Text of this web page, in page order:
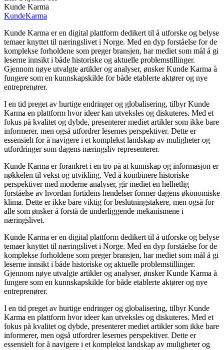
Kunde Karma
KundeKarma
Kunde Karma er en digital plattform dedikert til å utforske og belyse
temaer knyttet til næringslivet i Norge. Med en dyp forståelse for de
komplekse forholdene som preger bransjen, har mediet som mål å gi
leserne innsikt i både historiske og aktuelle problemstillinger.
Gjennom nøye utvalgte artikler og analyser, ønsker Kunde Karma å
fungere som en kunnskapskilde for både etablerte aktører og nye
entreprenører.
I en tid preget av hurtige endringer og globalisering, tilbyr Kunde
Karma en plattform hvor ideer kan utveksles og diskuteres. Med et
fokus på kvalitet og dybde, presenterer mediet artikler som ikke bare
informerer, men også utfordrer lesernes perspektiver. Dette er
essensielt for å navigere i et komplekst landskap av muligheter og
utfordringer som dagens næringsliv representerer.
Kunde Karma er forankret i en tro på at kunnskap og informasjon er
nøkkelen til vekst og utvikling. Ved å kombinere historiske
perspektiver med moderne analyser, gir mediet en helhetlig
forståelse av hvordan fortidens hendelser former dagens økonomiske
klima. Dette er ikke bare viktig for beslutningstakere, men også for
alle som ønsker å forstå de underliggende mekanismene i
næringslivet.
Kunde Karma er en digital plattform dedikert til å utforske og belyse
temaer knyttet til næringslivet i Norge. Med en dyp forståelse for de
komplekse forholdene som preger bransjen, har mediet som mål å gi
leserne innsikt i både historiske og aktuelle problemstillinger.
Gjennom nøye utvalgte artikler og analyser, ønsker Kunde Karma å
fungere som en kunnskapskilde for både etablerte aktører og nye
entreprenører.
I en tid preget av hurtige endringer og globalisering, tilbyr Kunde
Karma en plattform hvor ideer kan utveksles og diskuteres. Med et
fokus på kvalitet og dybde, presenterer mediet artikler som ikke bare
informerer, men også utfordrer lesernes perspektiver. Dette er
essensielt for å navigere i et komplekst landskap av muligheter og